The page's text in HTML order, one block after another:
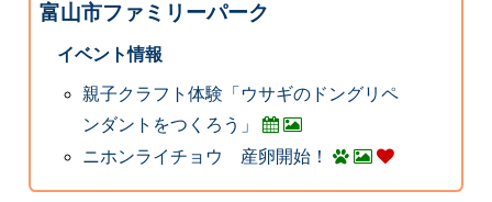
富山市ファミリーパーク
イベント情報
親子クラフト体験「ウサギのドングリペ
ンダントをつくろう」
ニホンライチョウ 産卵開始！